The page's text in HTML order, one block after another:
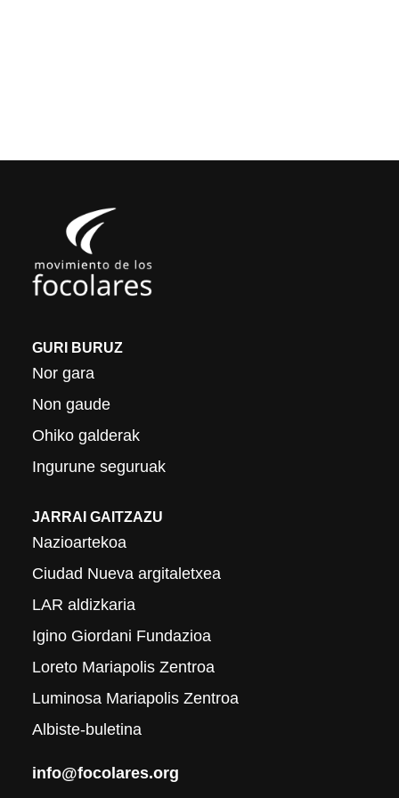
GURI BURUZ
Nor gara
Non gaude
Ohiko galderak
Ingurune seguruak
JARRAI GAITZAZU
Nazioartekoa
Ciudad Nueva argitaletxea
LAR aldizkaria
Igino Giordani Fundazioa
Loreto Mariapolis Zentroa
Luminosa Mariapolis Zentroa
Albiste-buletina
info@focolares.org